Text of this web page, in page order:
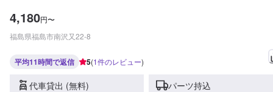
4,180円〜
福島県福島市南沢又22-8
平均11時間で返信 5(1件のレビュー)
代車貸出 (無料) パーツ持込